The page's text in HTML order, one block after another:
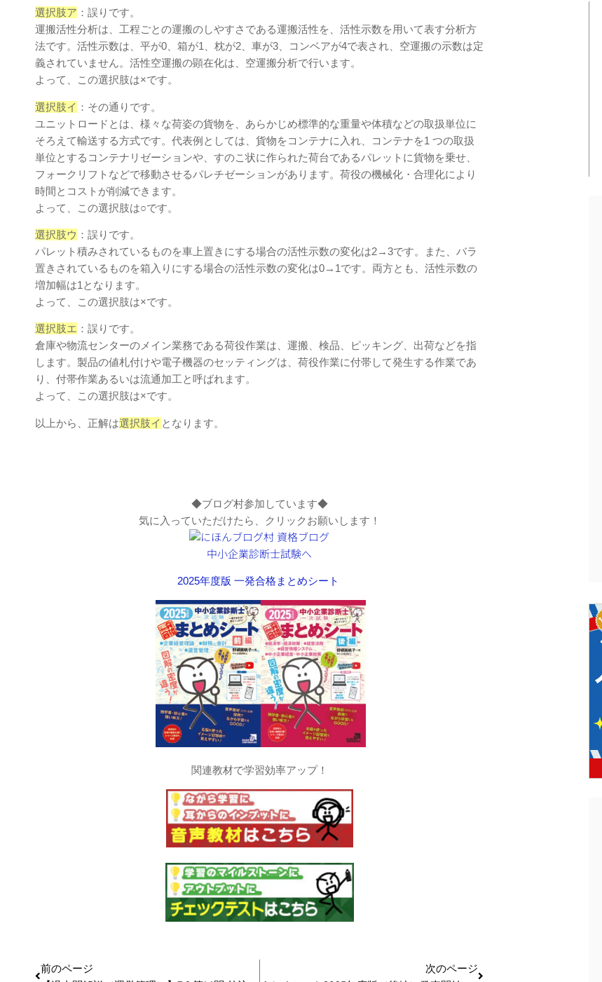
選択肢ア ：誤りです。
運搬活性分析は、工程ごとの運搬のしやすさである運搬活性を、活性⽰数を⽤いて表す分析方
法です。活性⽰数は、平が0、箱が1、枕が2、⾞が3、コンベアが4で表され、空運搬の⽰数は定
義されていません。活性空運搬の顕在化は、空運搬分析で行います。
よって、この選択肢は×です。
選択肢イ ：その通りです。
ユニットロードとは、様々な荷姿の貨物を、あらかじめ標準的な重量や体積などの取扱単位に
そろえて輸送する⽅式です。代表例としては、貨物をコンテナに⼊れ、コンテナを1 つの取扱
単位とするコンテナリゼーションや、すのこ状に作られた荷台であるパレットに貨物を乗せ、
フォークリフトなどで移動させるパレチゼーションがあります。荷役の機械化・合理化により
時間とコストが削減できます。
よって、この選択肢は○です。
選択肢ウ ：誤りです。
パレット積みされているものを車上置きにする場合の活性示数の変化は2→3です。また、バラ
置きされているものを箱入りにする場合の活性示数の変化は0→1です。両方とも、活性示数の
増加幅は1となります。
よって、この選択肢は×です。
選択肢エ ：誤りです。
倉庫や物流センターのメイン業務である荷役作業は、運搬、検品、ピッキング、出荷などを指
します。製品の値札付けや電子機器のセッティングは、荷役作業に付帯して発生する作業であ
り、付帯作業あるいは流通加工と呼ばれます。
よって、この選択肢は×です。
以上から、正解は選択肢イ となります。
◆ブログ村参加しています◆
気に入っていただけたら、クリックお願いします！
2025年度版 一発合格まとめシート
関連教材で学習効率アップ！
前のページ
次のページ